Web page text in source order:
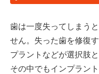
歯は一度失ってしまう
せん。失った歯を修復
プラントなどが選択肢
その中でもインプラン